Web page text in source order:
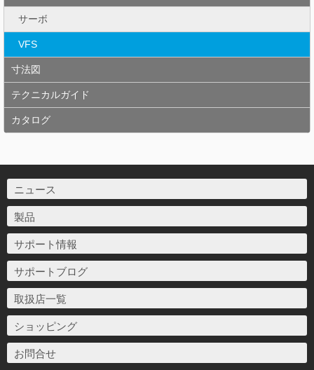
サーボ
VFS
寸法図
テクニカルガイド
カタログ
ニュース
製品
サポート情報
サポートブログ
取扱店一覧
ショッピング
お問合せ